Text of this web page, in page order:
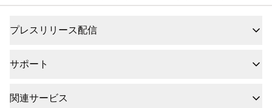
プレスリリース配信
サポート
関連サービス